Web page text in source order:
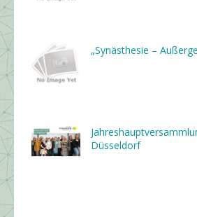
„Synästhesie –
Düsseldorf